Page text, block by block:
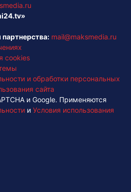
mail@maksmedia.ru
cookies
и обработки персональных
сайта
и Google. Применяются
и Условия использования